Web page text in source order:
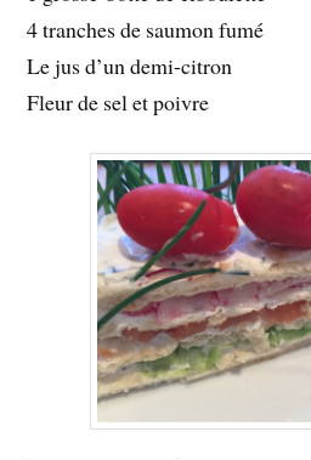
4 tranches de saumon fumé
Le jus d’un demi-citron
Fleur de sel et poivre